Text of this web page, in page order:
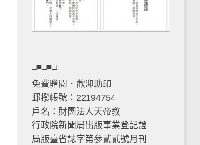
□■□■□
免費贈閱．歡迎助印
郵撥帳號：22194754
戶名：財團法人天帝教
行政院新聞局出版事業登記證
局版臺省誌字第參貳貳號月刊